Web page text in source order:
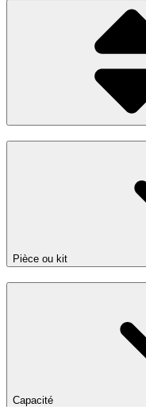
Pièce ou kit
Capacité